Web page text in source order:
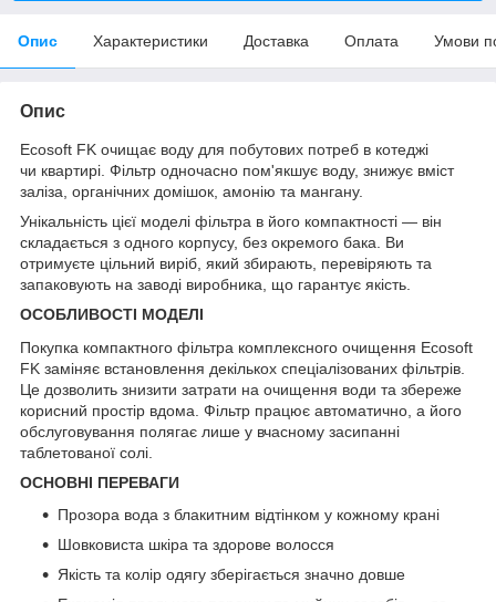
Опис Характеристики Доставка Оплата Умови
Опис
Ecosoft FK очищає воду для побутових потреб в котеджі
чи квартирі. Фільтр одночасно пом'якшує воду, знижує вміст
заліза, органічних домішок, амонію та мангану.
Унікальність цієї моделі фільтра в його компактності — він
складається з одного корпусу, без окремого бака. Ви
отримуєте цільний виріб, який збирають, перевіряють та
запаковують на заводі виробника, що гарантує якість.
ОСОБЛИВОСТІ МОДЕЛІ
Покупка компактного фільтра комплексного очищення Ecosoft
FK заміняє встановлення декількох спеціалізованих фільтрів.
Це дозволить знизити затрати на очищення води та збереже
корисний простір вдома. Фільтр працює автоматично, а його
обслуговування полягає лише у вчасному засипанні
таблетованої солі.
ОСНОВНІ ПЕРЕВАГИ
Прозора вода з блакитним відтінком у кожному крані
Шовковиста шкіра та здорове волосся
Якість та колір одягу зберігається значно довше